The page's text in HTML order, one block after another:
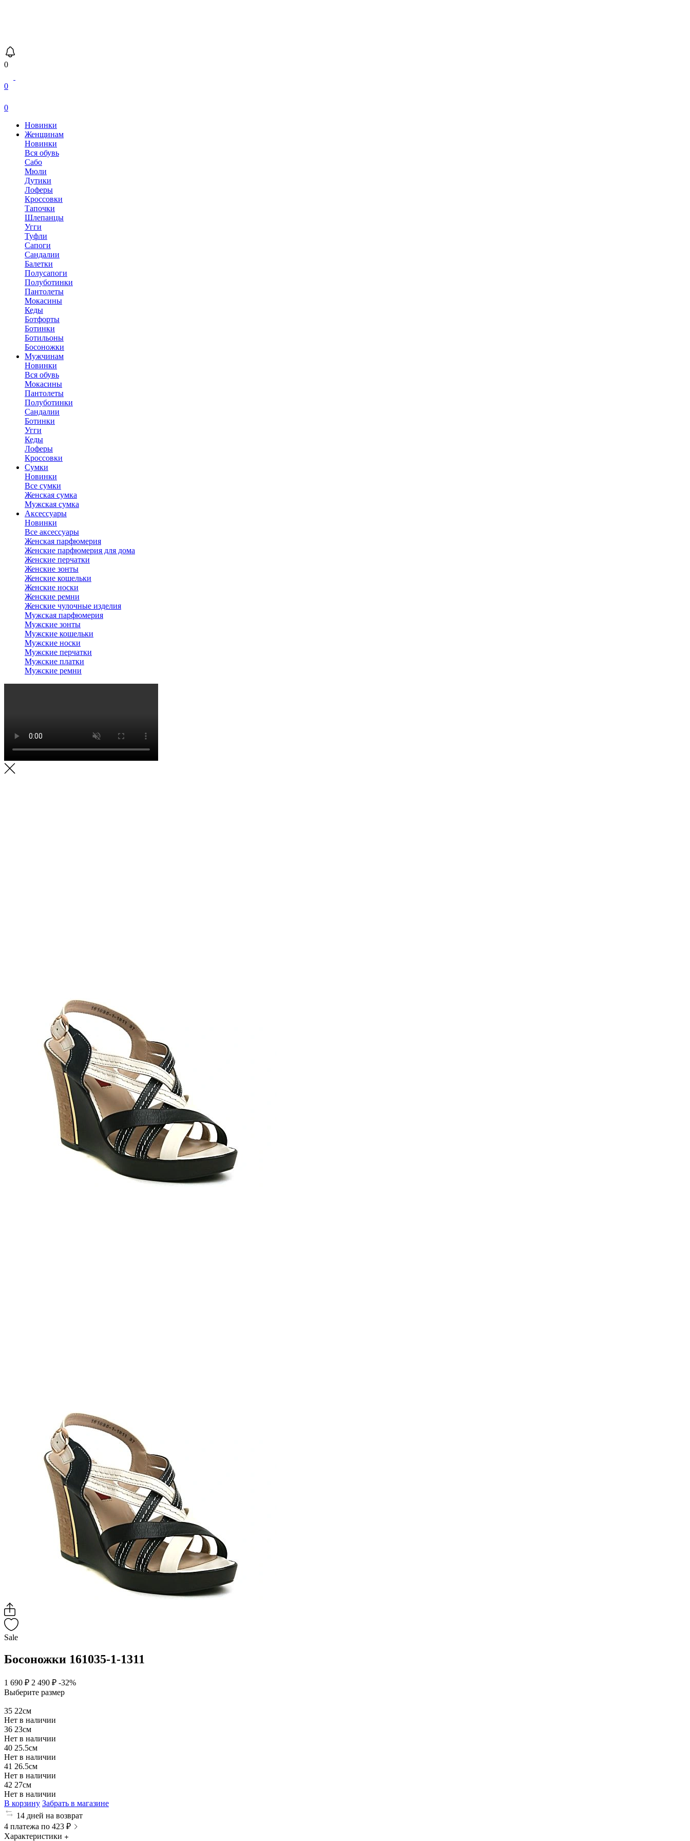
0
0
0
Новинки
Женщинам
Новинки
Вся обувь
Сабо
Мюли
Дутики
Лоферы
Кроссовки
Тапочки
Шлепанцы
Угги
Туфли
Сапоги
Сандалии
Балетки
Полусапоги
Полуботинки
Пантолеты
Мокасины
Кеды
Ботфорты
Ботинки
Ботильоны
Босоножки
Мужчинам
Новинки
Вся обувь
Мокасины
Пантолеты
Полуботинки
Сандалии
Ботинки
Угги
Кеды
Лоферы
Кроссовки
Сумки
Новинки
Все сумки
Женская сумка
Мужская сумка
Аксессуары
Новинки
Все аксессуары
Женская парфюмерия
Женские парфюмерия для дома
Женские перчатки
Женские зонты
Женские кошельки
Женские носки
Женские ремни
Женские чулочные изделия
Мужская парфюмерия
Мужские зонты
Мужские кошельки
Мужские носки
Мужские перчатки
Мужские платки
Мужские ремни
Sale
Босоножки 161035-1-1311
1 690 ₽ 2 490 ₽ -32%
Выберите размер
35 22см
Нет в наличии
36 23см
Нет в наличии
40 25.5см
Нет в наличии
41 26.5см
Нет в наличии
42 27см
Нет в наличии
В корзину Забрать в магазине
14 дней на возврат
4 платежа по 423 ₽
Характеристики